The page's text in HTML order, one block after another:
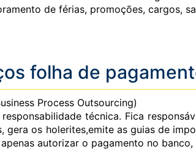
de férias, promoções, cargos,
folha de
Process Outsourcing)
técnica. Fica
os holerites,emite as guias de
autorizar o pagamento no